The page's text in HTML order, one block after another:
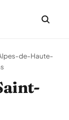
de-Haute-